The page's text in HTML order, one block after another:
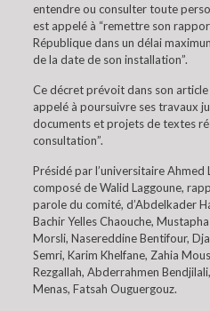
entendre ou consulter toute
est appelé à “remettre son
République dans un délai
de la date de son installation”.
Ce décret prévoit dans son
appelé à poursuivre ses travaux
documents et projets de textes
consultation”.
Présidé par l’universitaire Ahmed
composé de Walid Laggoune,
parole du comité, d’Abdelkader
Bachir Yelles Chaouche,
Morsli, Nasereddine Bentifour,
Semri, Karim Khelfane, Zahia
Rezgallah, Abderrahmen
Menas, Fatsah Ouguergouz.